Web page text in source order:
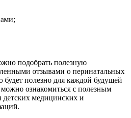
подобрать полезную
отзывами о перинатальных
будет полезно для каждой будущей
ознакомиться с полезным
детских медицинских и